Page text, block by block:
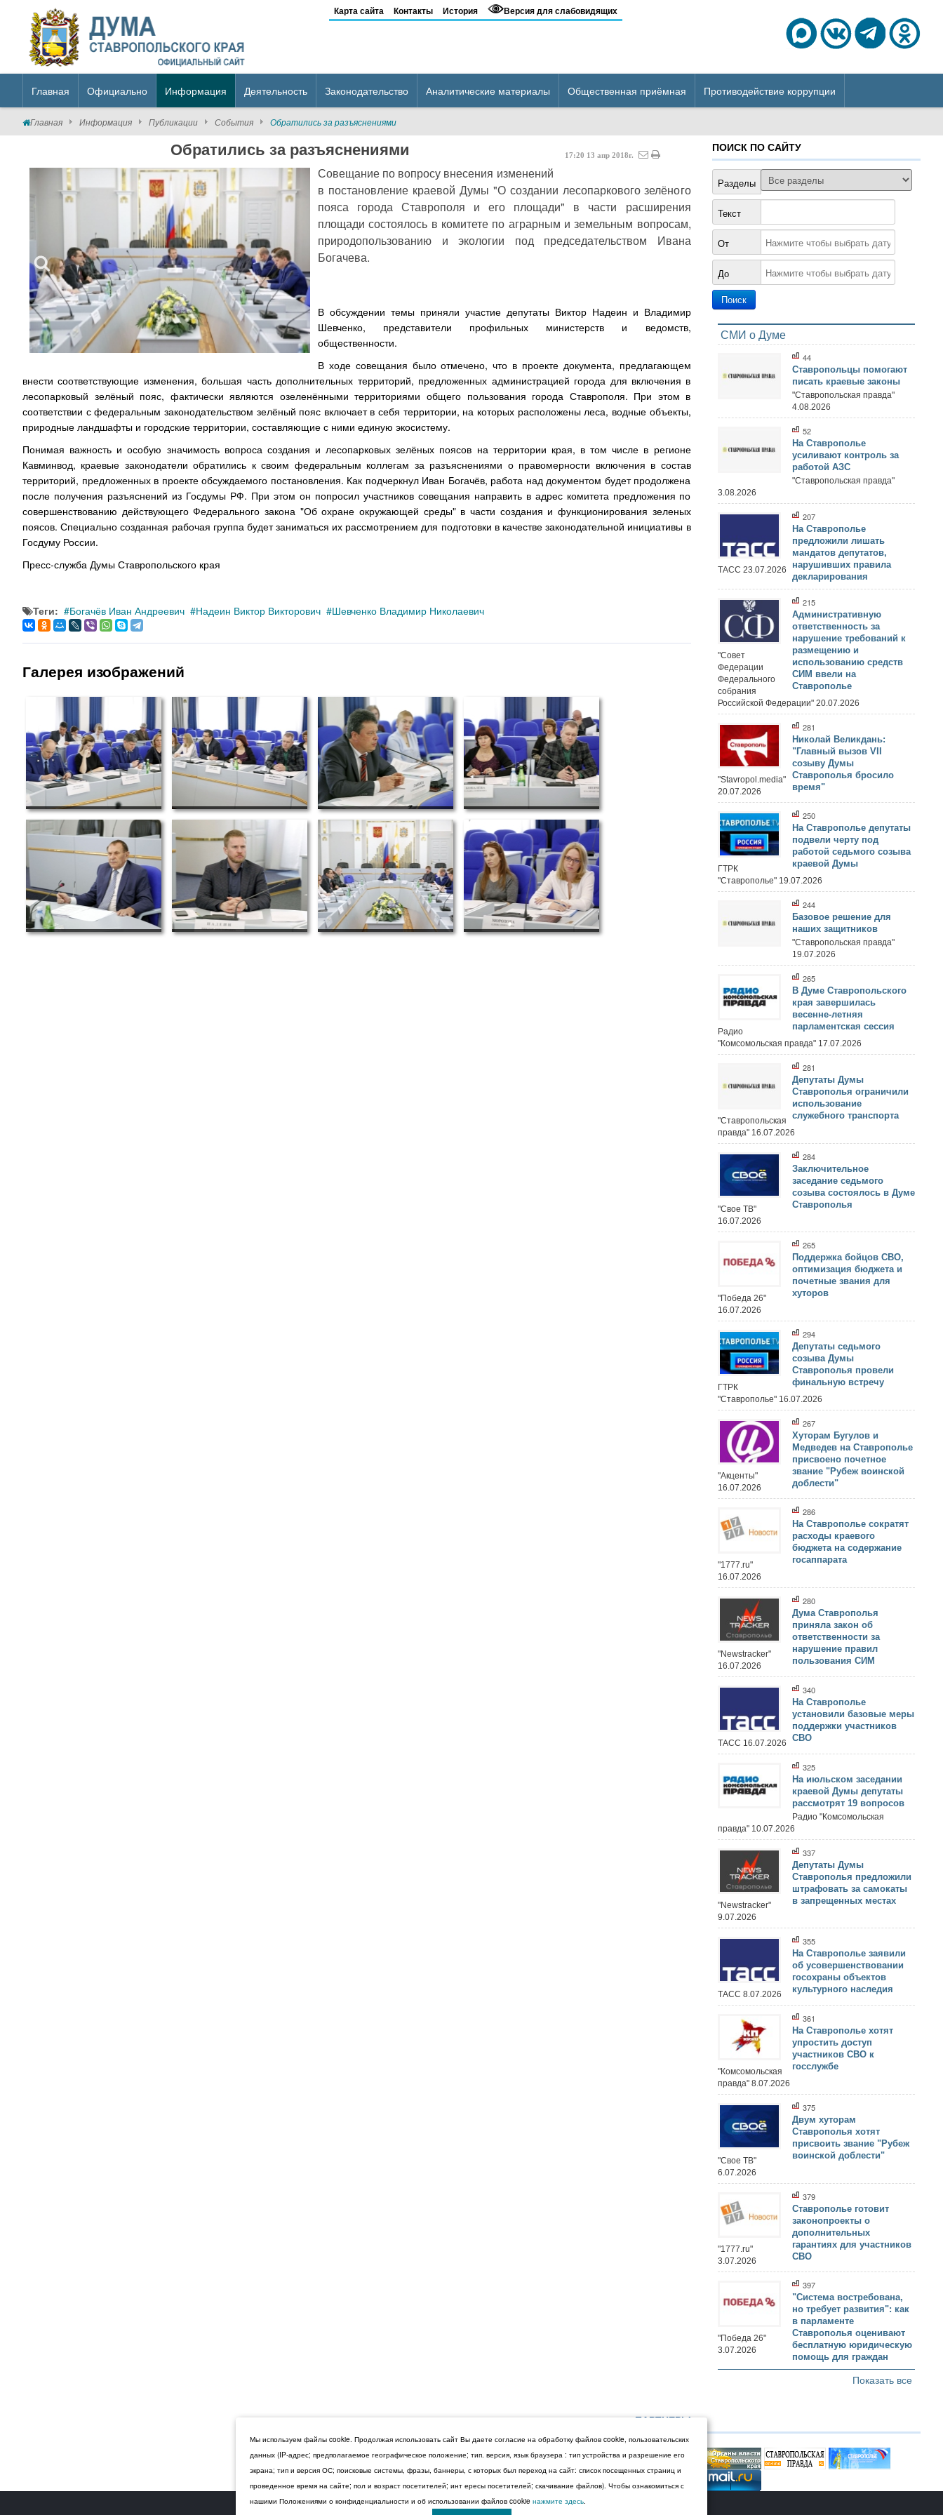
Карта сайта Контакты История Версия для слабовидящих
Главная Официально Информация Деятельность Законодательство Аналитические материалы Общественная приёмная Противодействие коррупции
Главная Информация Публикации События Обратились за разъяснениями
Обратились за разъяснениями 17:20 13 апр 2018г.
Совещание по вопросу внесения изменений
в постановление краевой Думы "О создании лесопаркового зелёного
пояса города Ставрополя и его площади" в части расширения
площади состоялось в комитете по аграрным и земельным вопросам,
природопользованию и экологии под председательством Ивана
Богачева.
В обсуждении темы приняли участие депутаты Виктор Надеин и Владимир
Шевченко, представители профильных министерств и ведомств,
общественности.
В ходе совещания было отмечено, что в проекте документа, предлагающем
внести соответствующие изменения, большая часть дополнительных территорий, предложенных администрацией города для включения в
лесопарковый зелёный пояс, фактически являются озеленёнными территориями общего пользования города Ставрополя. При этом в
соответствии с федеральным законодательством зелёный пояс включает в себя территории, на которых расположены леса, водные объекты,
природные ландшафты и городские территории, составляющие с ними единую экосистему.
Понимая важность и особую значимость вопроса создания и лесопарковых зелёных поясов на территории края, в том числе в регионе
Кавминвод, краевые законодатели обратились к своим федеральным коллегам за разъяснениями о правомерности включения в состав
территорий, предложенных в проекте обсуждаемого постановления. Как подчеркнул Иван Богачёв, работа над документом будет продолжена
после получения разъяснений из Госдумы РФ. При этом он попросил участников совещания направить в адрес комитета предложения по
совершенствованию действующего Федерального закона "Об охране окружающей среды" в части создания и функционирования зеленых
поясов. Специально созданная рабочая группа будет заниматься их рассмотрением для подготовки в качестве законодательной инициативы в
Госдуму России.
Пресс-служба Думы Ставропольского края
Теги: Богачёв Иван Андреевич Надеин Виктор Викторович Шевченко Владимир Николаевич
Галерея изображений
ПОИСК ПО САЙТУ
Разделы
Текст
От
До
СМИ о Думе
44
Ставропольцы помогают
писать краевые законы
"Ставропольская правда"
4.08.2026
52
На Ставрополье
усиливают контроль за
работой АЗС
"Ставропольская правда"
3.08.2026
207
На Ставрополье
предложили лишать
мандатов депутатов,
нарушивших правила
декларирования
ТАСС 23.07.2026
215
Административную
ответственность за
нарушение требований к
размещению и
использованию средств
СИМ ввели на
Ставрополье
"Совет
Федерации
Федерального
собрания
Российской Федерации" 20.07.2026
281
Николай Великдань:
"Главный вызов VII
созыву Думы
Ставрополья бросило
время"
"Stavropol.media"
20.07.2026
250
На Ставрополье депутаты
подвели черту под
работой седьмого созыва
краевой Думы
ГТРК
"Ставрополье" 19.07.2026
244
Базовое решение для
наших защитников
"Ставропольская правда"
19.07.2026
265
В Думе Ставропольского
края завершилась
весенне-летняя
парламентская сессия
Радио
"Комсомольская правда" 17.07.2026
281
Депутаты Думы
Ставрополья ограничили
использование
служебного транспорта
"Ставропольская
правда" 16.07.2026
284
Заключительное
заседание седьмого
созыва состоялось в Думе
Ставрополья
"Свое ТВ"
16.07.2026
265
Поддержка бойцов СВО,
оптимизация бюджета и
почетные звания для
хуторов
"Победа 26"
16.07.2026
294
Депутаты седьмого
созыва Думы
Ставрополья провели
финальную встречу
ГТРК
"Ставрополье" 16.07.2026
267
Хуторам Бугулов и
Медведев на Ставрополье
присвоено почетное
звание "Рубеж воинской
доблести"
"Акценты"
16.07.2026
286
На Ставрополье сократят
расходы краевого
бюджета на содержание
госаппарата
"1777.ru"
16.07.2026
280
Дума Ставрополья
приняла закон об
ответственности за
нарушение правил
пользования СИМ
"Newstracker"
16.07.2026
340
На Ставрополье
установили базовые меры
поддержки участников
СВО
ТАСС 16.07.2026
325
На июльском заседании
краевой Думы депутаты
рассмотрят 19 вопросов
Радио "Комсомольская
правда" 10.07.2026
337
Депутаты Думы
Ставрополья предложили
штрафовать за самокаты
в запрещенных местах
"Newstracker"
9.07.2026
355
На Ставрополье заявили
об усовершенствовании
госохраны объектов
культурного наследия
ТАСС 8.07.2026
361
На Ставрополье хотят
упростить доступ
участников СВО к
госслужбе
"Комсомольская
правда" 8.07.2026
375
Двум хуторам
Ставрополья хотят
присвоить звание "Рубеж
воинской доблести"
"Свое ТВ"
6.07.2026
379
Ставрополье готовит
законопроекты о
дополнительных
гарантиях для участников
СВО
"1777.ru"
3.07.2026
397
"Система востребована,
но требует развития": как
в парламенте
Ставрополья оценивают
бесплатную юридическую
помощь для граждан
"Победа 26"
3.07.2026
Показать все
ПАРТНЕРЫ
© 2026 Дума Ставропольского края.
Мы используем файлы cookie. Продолжая использовать сайт Вы даете согласие на обработку файлов cookie, пользовательских
данных (IP-адрес; предполагаемое географическое положение; тип. версия, язык браузера : тип устройства и разрешение его
экрана; тип и версия ОС; поисковые системы, фразы, баннеры, с которых был переход на сайт: список посещенных страниц и
проведенное время на сайте; пол и возраст посетителей; инт ересы посетителей; скачивание файлов). Чтобы ознакомиться с
нашими Положениями о конфиденциальности и об использовании файлов cookie нажмите здесь.